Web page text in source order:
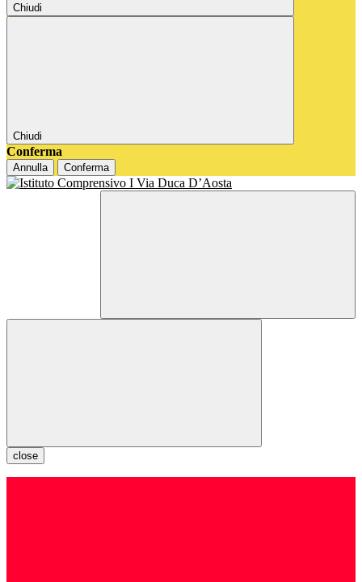
Chiudi
Chiudi
Conferma
Annulla Conferma
close